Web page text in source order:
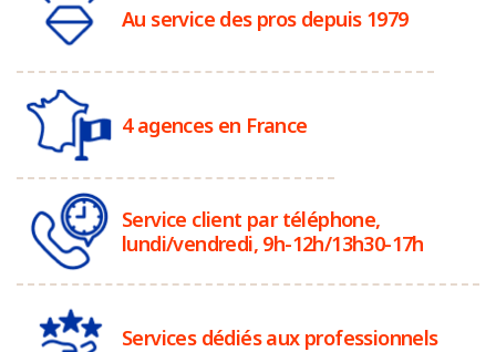
Au service des pros depuis 1979
4 agences en France
Service client par téléphone,
lundi/vendredi, 9h-12h/13h30-17h
Services dédiés aux professionnels